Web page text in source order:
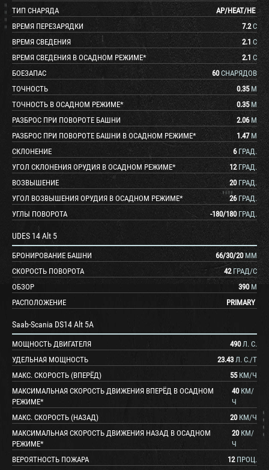
ТИП СНАРЯДА
AP/HEAT/HE
ВРЕМЯ ПЕРЕЗАРЯДКИ
7.2 С
ВРЕМЯ СВЕДЕНИЯ
2.1 С
ВРЕМЯ СВЕДЕНИЯ В ОСАДНОМ РЕЖИМЕ*
2.1 С
БОЕЗАПАС
60 СНАРЯДОВ
ТОЧНОСТЬ
0.35 М
ТОЧНОСТЬ В ОСАДНОМ РЕЖИМЕ*
0.35 М
РАЗБРОС ПРИ ПОВОРОТЕ БАШНИ
2.06 М
РАЗБРОС ПРИ ПОВОРОТЕ БАШНИ В ОСАДНОМ РЕЖИМЕ*
1.47 М
СКЛОНЕНИЕ
6 ГРАД.
УГОЛ СКЛОНЕНИЯ ОРУДИЯ В ОСАДНОМ РЕЖИМЕ*
12 ГРАД.
ВОЗВЫШЕНИЕ
20 ГРАД.
УГОЛ ВОЗВЫШЕНИЯ ОРУДИЯ В ОСАДНОМ РЕЖИМЕ*
26 ГРАД.
УГЛЫ ПОВОРОТА
-180/180 ГРАД.
UDES 14 Alt 5
БРОНИРОВАНИЕ БАШНИ 66/30/20 ММ
СКОРОСТЬ ПОВОРОТА
42 ГРАД/С
ОБЗОР
390 М
РАСПОЛОЖЕНИЕ
PRIMARY
Saab-Scania DS14 Alt 5A
МОЩНОСТЬ ДВИГАТЕЛЯ 490 Л. С.
УДЕЛЬНАЯ МОЩНОСТЬ
23.43 Л. С./Т
МАКС. СКОРОСТЬ (ВПЕРЁД)
55 КМ/Ч
МАКСИМАЛЬНАЯ СКОРОСТЬ ДВИЖЕНИЯ ВПЕРЁД В ОСАДНОМ
РЕЖИМЕ*
40 КМ/
Ч
МАКС. СКОРОСТЬ (НАЗАД)
20 КМ/Ч
МАКСИМАЛЬНАЯ СКОРОСТЬ ДВИЖЕНИЯ НАЗАД В ОСАДНОМ
РЕЖИМЕ*
20 КМ/
Ч
ВЕРОЯТНОСТЬ ПОЖАРА
12 ПРОЦ.